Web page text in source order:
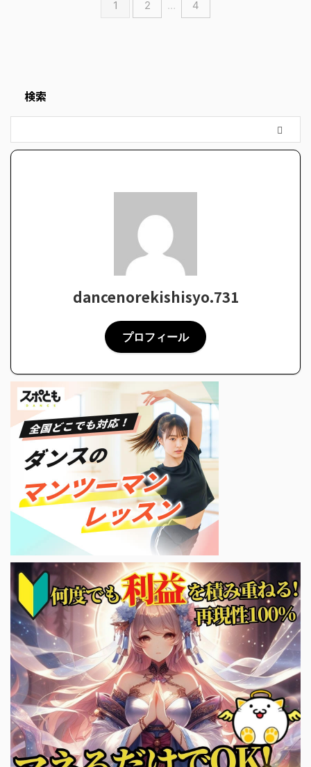
1 2 … 4
検索
dancenorekishisyo.731
プロフィール